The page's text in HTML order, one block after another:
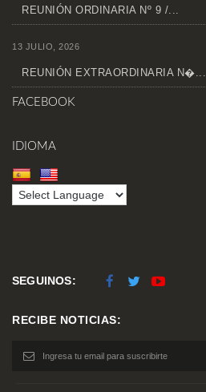
REUNIÓN ORDINARIA Nº 9 /...
13 JULIO, 2026
REUNIÓN EXTRAORDINARIA N�...
FACEBOOK
IDIOMA
SEGUINOS:
RECIBE NOTICIAS: